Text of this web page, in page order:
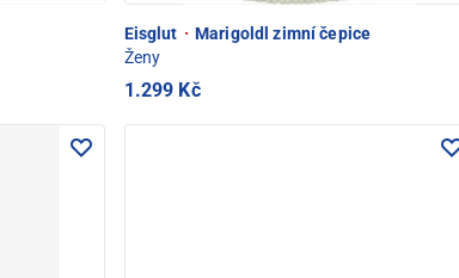
Eisglut · Marigoldl zimní čepice
Ženy
1.299 Kč